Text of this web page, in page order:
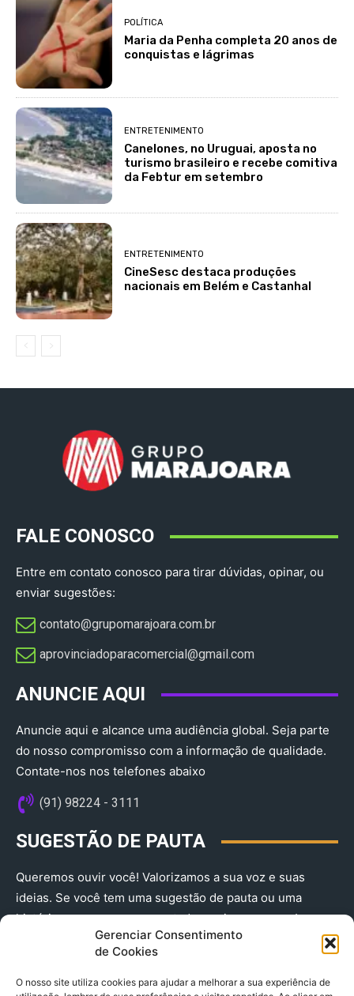
Gerenciar Consentimento
de Cookies
O nosso site utiliza cookies para ajudar a melhorar a sua experiência de
POLÍTICA
Maria da Penha completa 20 anos de
conquistas e lágrimas
ENTRETENIMENTO
Canelones, no Uruguai, aposta no
turismo brasileiro e recebe comitiva
da Febtur em setembro
ENTRETENIMENTO
CineSesc destaca produções
nacionais em Belém e Castanhal
FALE CONOSCO
Entre em contato conosco para tirar dúvidas, opinar, ou
enviar sugestões:
contato@grupomarajoara.com.br
aprovinciadoparacomercial@gmail.com​
ANUNCIE AQUI
Anuncie aqui e alcance uma audiência global. Seja parte
do nosso compromisso com a informação de qualidade.
Contate-nos nos telefones abaixo
(91) 98224 - 3111
SUGESTÃO DE PAUTA
Queremos ouvir você! Valorizamos a sua voz e suas
ideias. Se você tem uma sugestão de pauta ou uma
história que merece ser contada, envie-nos agora!
(91) 98224 - 3111